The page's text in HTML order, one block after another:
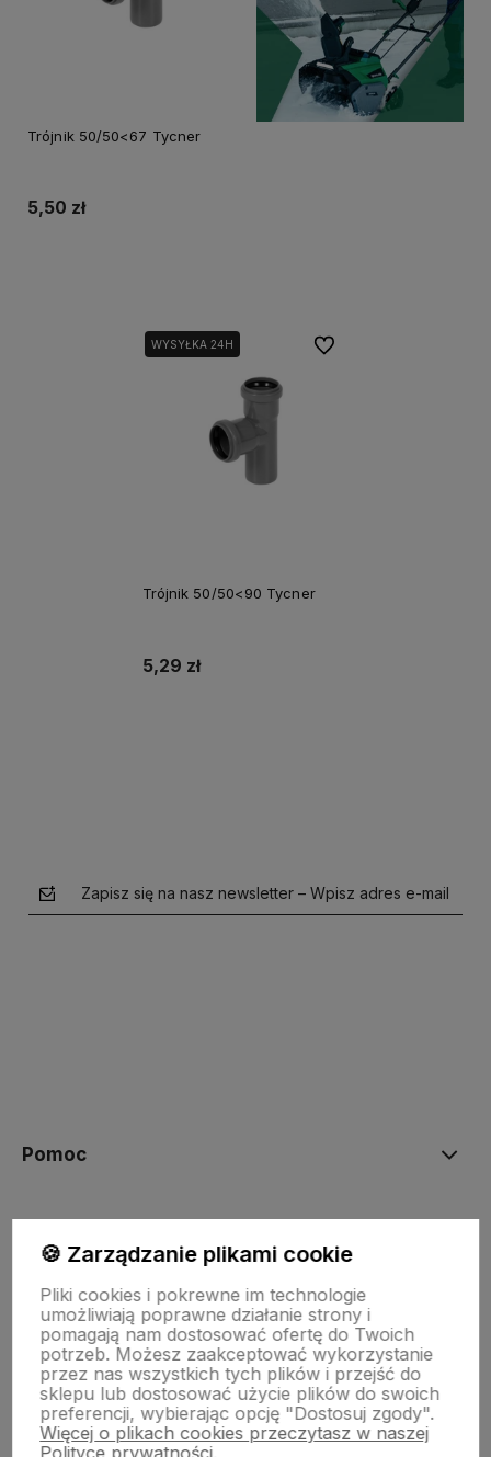
Trójnik 50/50<67 Tycner
5,50 zł
WYSYŁKA 24H
Trójnik 50/50<90 Tycner
5,29 zł
Do ulubionych
Zapisz się na nasz newsletter – Wpisz adres e-mail
Pomoc
Płatności i dostawa
Informacje
O nas
🍪 Zarządzanie plikami cookie
Pliki cookies i pokrewne im technologie
umożliwiają poprawne działanie strony i
pomagają nam dostosować ofertę do Twoich
potrzeb. Możesz zaakceptować wykorzystanie
przez nas wszystkich tych plików i przejść do
sklepu lub dostosować użycie plików do swoich
preferencji, wybierając opcję "Dostosuj zgody".
Więcej o plikach cookies przeczytasz w naszej
Polityce prywatności.